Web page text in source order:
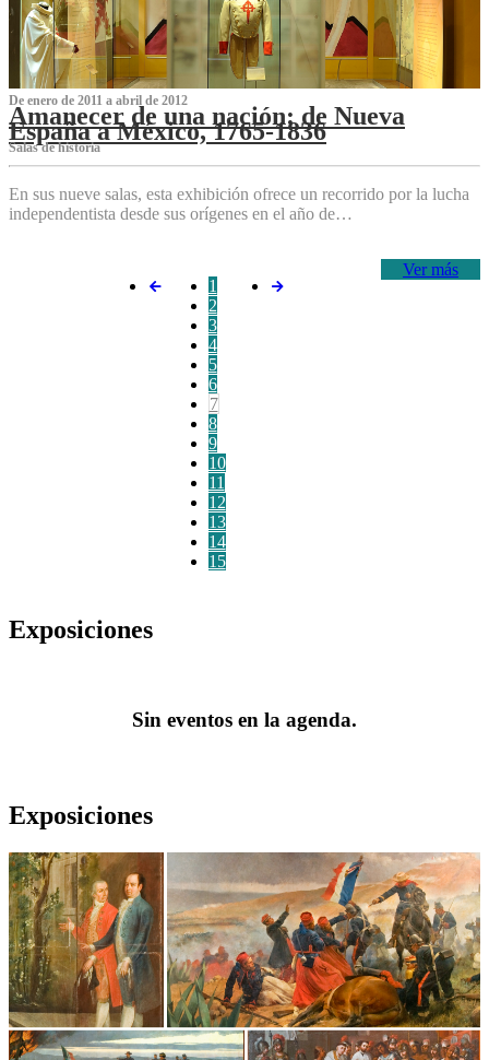
De enero de 2011 a abril de 2012
Amanecer de una nación: de Nueva
España a México, 1765-1836
Salas de historia
En sus nueve salas, esta exhibición ofrece un recorrido por la lucha
independentista desde sus orígenes en el año de…
Ver más
1
2
3
4
5
6
7
8
9
10
11
12
13
14
15
Exposiciones
Sin eventos en la agenda.
Exposiciones